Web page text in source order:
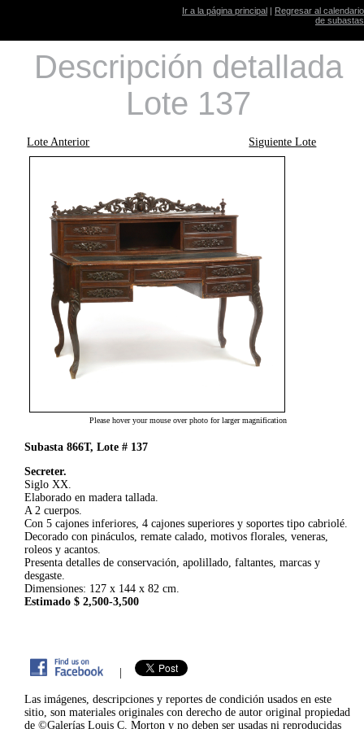
Ir a la página principal | Regresar al calendario
de subastas
Descripción detallada
Lote 137
Lote Anterior Siguiente Lote
Please hover your mouse over photo for larger magnification
Subasta 866T, Lote # 137
Secreter.
Siglo XX.
Elaborado en madera tallada.
A 2 cuerpos.
Con 5 cajones inferiores, 4 cajones superiores y soportes tipo cabriolé.
Decorado con pináculos, remate calado, motivos florales, veneras,
roleos y acantos.
Presenta detalles de conservación, apolillado, faltantes, marcas y
desgaste.
Dimensiones: 127 x 144 x 82 cm.
Estimado $ 2,500-3,500
|
Las imágenes, descripciones y reportes de condición usados en este
sitio, son materiales originales con derecho de autor original propiedad
de ©Galerías Louis C. Morton y no deben ser usadas ni reproducidas